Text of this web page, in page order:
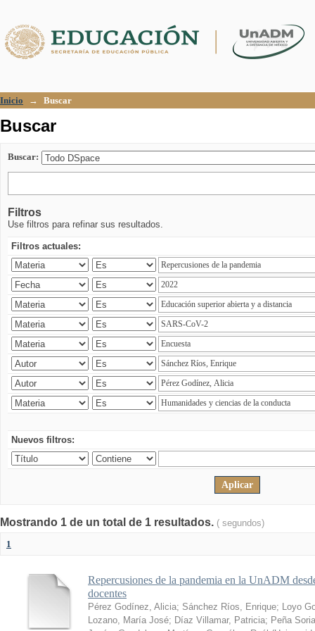
Inicio → Buscar
Buscar
Buscar:
Filtros
Use filtros para refinar sus resultados.
Filtros actuales:
Nuevos filtros:
Mostrando 1 de un total de 1 resultados. ( segundos)
1
Repercusiones de la pandemia en la UnADM
docentes
Pérez Godínez, Alicia; Sánchez Ríos, Enrique; Loyo
Lozano, María José; Díaz Villamar, Patricia; Peña